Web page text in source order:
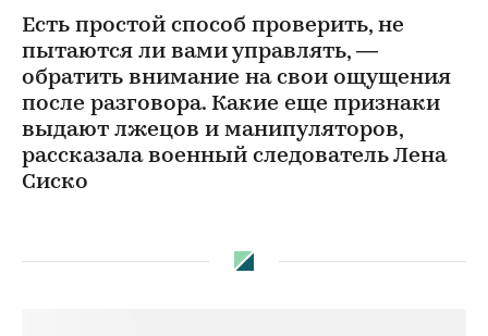
Есть простой способ проверить, не
пытаются ли вами управлять, —
обратить внимание на свои ощущения
после разговора. Какие еще признаки
выдают лжецов и манипуляторов,
рассказала военный следователь Лена
Сиско